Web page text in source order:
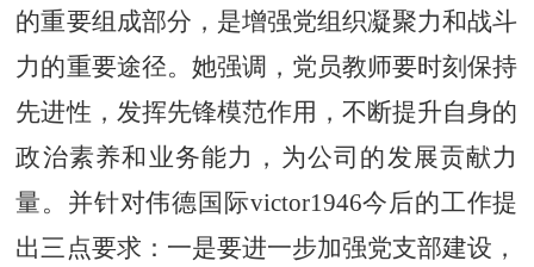
的重要组成部分，是增强党组织凝聚力和战斗
力的重要途径。她强调，党员教师要时刻保持
先进性，发挥先锋模范作用，不断提升自身的
政治素养和业务能力，为公司的发展贡献力
量。并针对伟德国际victor1946今后的工作提
出三点要求：一是要进一步加强党支部建设，